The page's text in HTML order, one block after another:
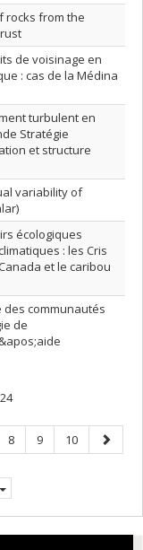
rocks from the
de voisinage en
: cas de la Médina
turbulent en
Stratégie
et structure
variability of
écologiques
: les Cris
et le caribou
communautés
de
Page
8 Page
9 Page
10
Page